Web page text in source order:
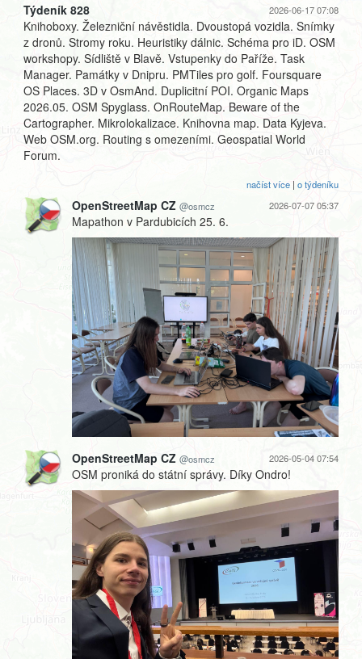
2026-06-17 07:08
Týdeník 828
Knihoboxy. Železniční návěstidla. Dvoustopá vozidla. Snímky
z dronů. Stromy roku. Heuristiky dálnic. Schéma pro iD. OSM
workshopy. Sídliště v Blavě. Vstupenky do Paříže. Task
Manager. Památky v Dnipru. PMTiles pro golf. Foursquare
OS Places. 3D v OsmAnd. Duplicitní POI. Organic Maps
2026.05. OSM Spyglass. OnRouteMap. Beware of the
Cartographer. Mikrolokalizace. Knihovna map. Data Kyjeva.
Web OSM.org. Routing s omezeními. Geospatial World
Forum.
načíst více | o týdeníku
2026-07-07 05:37
OpenStreetMap CZ @osmcz
Mapathon v Pardubicích 25. 6.
2026-05-04 07:54
OpenStreetMap CZ @osmcz
OSM proniká do státní správy. Díky Ondro!